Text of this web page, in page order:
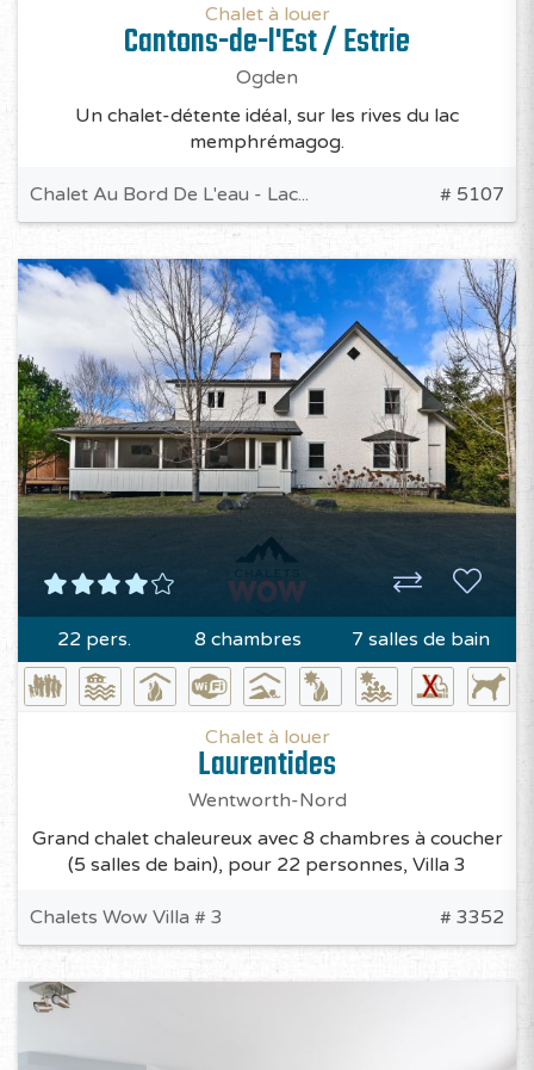
Chalet à louer
Cantons-de-l'Est / Estrie
Ogden
Un chalet-détente idéal, sur les rives du lac
memphrémagog.
Chalet Au Bord De L'eau - Lac... # 5107
22 pers. 8 chambres 7 salles de bain
Chalet à louer
Laurentides
Wentworth-Nord
Grand chalet chaleureux avec 8 chambres à coucher
(5 salles de bain), pour 22 personnes, Villa 3
Chalets Wow Villa # 3 # 3352